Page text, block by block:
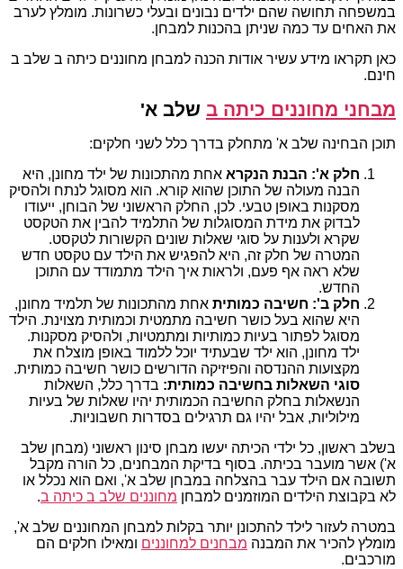
במשפחה תחושה שהם ילדים נבונים ובעלי כשרונות. מומלץ לערב
את האחים עד כמה שניתן בהכנות למבחן.
כאן תקראו מידע עשיר אודות הכנה למבחן מחוננים כיתה ב שלב ב
חינם.
מבחני מחוננים כיתה ב שלב א'
תוכן הבחינה שלב א' מתחלק בדרך כלל לשני חלקים:
חלק א': הבנת הנקרא אחת מהתכונות של ילד מחונן, היא
הבנה מעולה של התוכן שהוא קורא. הוא מסוגל לנתח ולהסיק
מסקנות באופן טבעי. לכן, החלק הראשוני של הבוחן, ייעודו
לבדוק את מידת המסוגלות של התלמיד להבין את הטקסט
שקרא ולענות על סוגי שאלות שונים הקשורות לטקסט.
המטרה של חלק זה, היא להפגיש את הילד עם טקסט חדש
שלא ראה אף פעם, ולראות איך הילד מתמודד עם התוכן
החדש.
חלק ב': חשיבה כמותית אחת מהתכונות של תלמיד מחונן,
היא שהוא בעל כושר חשיבה מתמטית וכמותית מצוינת. הילד
מסוגל לפתור בעיות כמותיות ומתמטיות, ולהסיק מסקנות.
ילד מחונן, הוא ילד שבעתיד יוכל ללמוד באופן מוצלח את
מקצועות ההנדסה והפיזיקה הדורשים כושר חשיבה כמותית.
סוגי השאלות בחשיבה כמותית: בדרך כלל, השאלות
הנשאלות בחלק החשיבה הכמותית יהיו שאלות של בעיות
מילוליות, אבל יהיו גם תרגילים בסדרות חשבוניות.
בשלב ראשון, כל ילדי הכיתה יעשו מבחן סינון ראשוני (מבחן שלב
א') אשר מועבר בכיתה. בסוף בדיקת המבחנים, כל הורה מקבל
תשובה אם הילד עבר בהצלחה במבחן שלב א', ואם הוא נכלל או
לא בקבוצת הילדים המוזמנים למבחן מחוננים שלב ב כיתה ב.
במטרה לעזור לילד להתכונן יותר בקלות למבחן המחוננים שלב א',
מומלץ להכיר את המבנה מבחנים למחוננים ומאילו חלקים הם
מורכבים.